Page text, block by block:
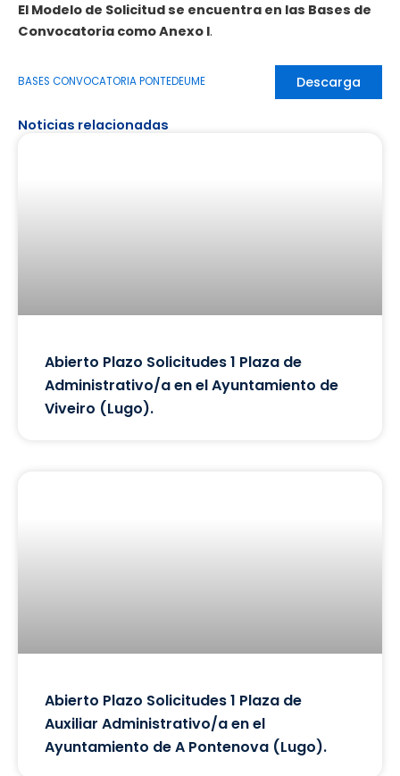
El Modelo de Solicitud se encuentra en las Bases de
Convocatoria como Anexo I.
BASES CONVOCATORIA PONTEDEUME Descarga
Noticias relacionadas
Abierto Plazo Solicitudes 1 Plaza de
Administrativo/a en el Ayuntamiento de
Viveiro (Lugo).
Abierto Plazo Solicitudes 1 Plaza de
Auxiliar Administrativo/a en el
Ayuntamiento de A Pontenova (Lugo).